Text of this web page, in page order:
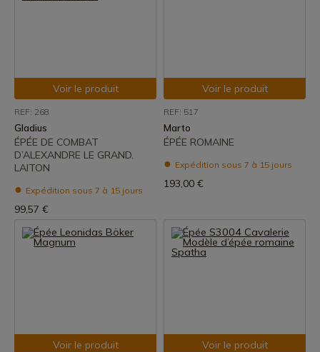
Voir le produit
REF: 268
Gladius
ÉPÉE DE COMBAT
D’ALEXANDRE LE GRAND.
LAITON
Expédition sous 7 à 15 jours
99,57 €
Voir le produit
REF: 517
Marto
ÉPÉE ROMAINE
Expédition sous 7 à 15 jours
193,00 €
Voir le produit Voir le produit